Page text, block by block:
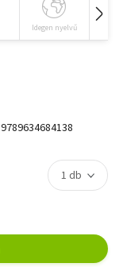
Idegen nyelvű
9789634684138